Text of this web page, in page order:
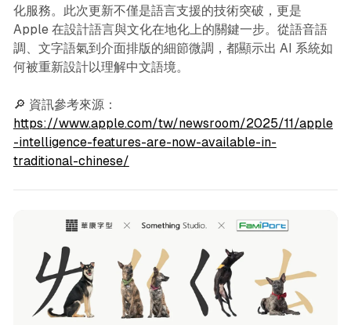
化服務。此次更新不僅是語言支援的技術突破，更是
Apple 在設計語言與文化在地化上的關鍵一步。從語音語
調、文字語氣到介面排版的細節微調，都顯示出 AI 系統如
何被重新設計以理解中文語境。
🔎 資訊參考來源：
https://www.apple.com/tw/newsroom/2025/11/apple
-intelligence-features-are-now-available-in-
traditional-chinese/